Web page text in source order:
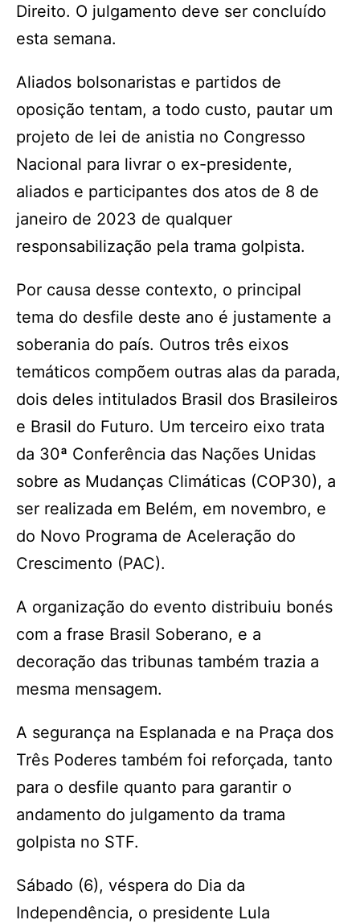
Direito. O julgamento deve ser concluído
esta semana.
Aliados bolsonaristas e partidos de
oposição tentam, a todo custo, pautar um
projeto de lei de anistia no Congresso
Nacional para livrar o ex-presidente,
aliados e participantes dos atos de 8 de
janeiro de 2023 de qualquer
responsabilização pela trama golpista.
Por causa desse contexto, o principal
tema do desfile deste ano é justamente a
soberania do país. Outros três eixos
temáticos compõem outras alas da parada,
dois deles intitulados Brasil dos Brasileiros
e Brasil do Futuro. Um terceiro eixo trata
da 30ª Conferência das Nações Unidas
sobre as Mudanças Climáticas (COP30), a
ser realizada em Belém, em novembro, e
do Novo Programa de Aceleração do
Crescimento (PAC).
A organização do evento distribuiu bonés
com a frase Brasil Soberano, e a
decoração das tribunas também trazia a
mesma mensagem.
A segurança na Esplanada e na Praça dos
Três Poderes também foi reforçada, tanto
para o desfile quanto para garantir o
andamento do julgamento da trama
golpista no STF.
Sábado (6), véspera do Dia da
Independência, o presidente Lula